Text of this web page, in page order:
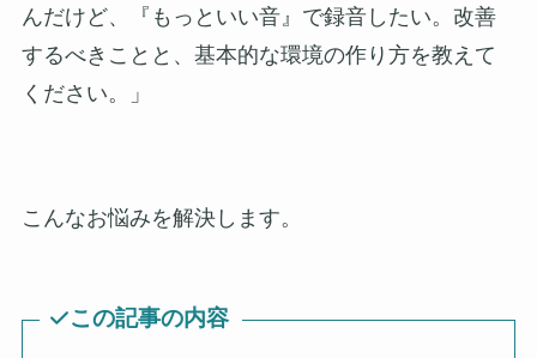
んだけど、『もっといい音』で録音したい。改善
するべきことと、基本的な環境の作り方を教えて
ください。」
こんなお悩みを解決します。
この記事の内容